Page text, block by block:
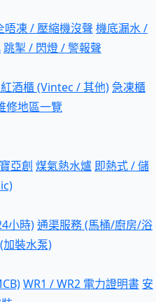
唔凍 / 壓縮機沒聲 機底漏水 /
跳掣 / 閃燈 / 警報聲
酒櫃 (Vintec / 其他)急凍櫃
修地區一覽
亞創 煤氣熱水爐 即熱式 / 儲
小時)通渠服務 (馬桶/廚房/浴
裝水泵)
WR1 / WR2 電力證明書 安